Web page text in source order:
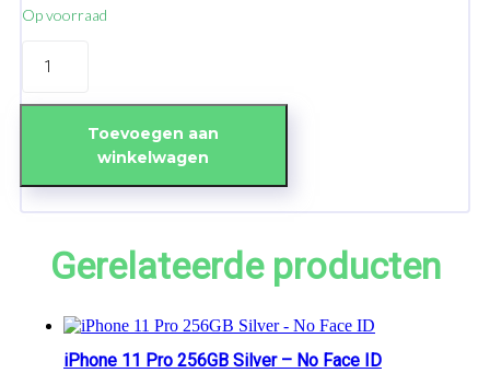
Op voorraad
256GB
Face
Toevoegen aan
winkelwagen
Gerelateerde producten
iPhone 11 Pro 256GB Silver – No Face ID